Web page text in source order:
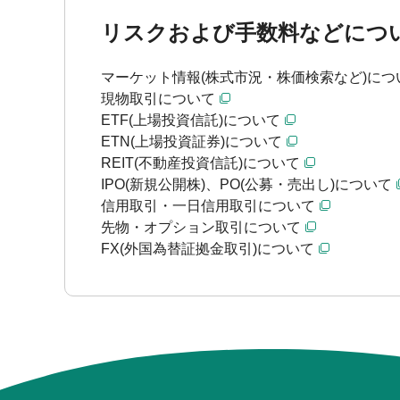
リスクおよび手数料などにつ
マーケット情報(株式市況・株価検索など)につ
現物取引について
ETF(上場投資信託)について
ETN(上場投資証券)について
REIT(不動産投資信託)について
IPO(新規公開株)、PO(公募・売出し)について
信用取引・一日信用取引について
先物・オプション取引について
FX(外国為替証拠金取引)について